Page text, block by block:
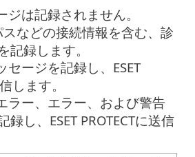
ジは記録されません。
などの接続情報を含む、診
記録します。
セージを記録し、ESET
します。
ラー、エラー、および警告
録し、ESET PROTECTに送信